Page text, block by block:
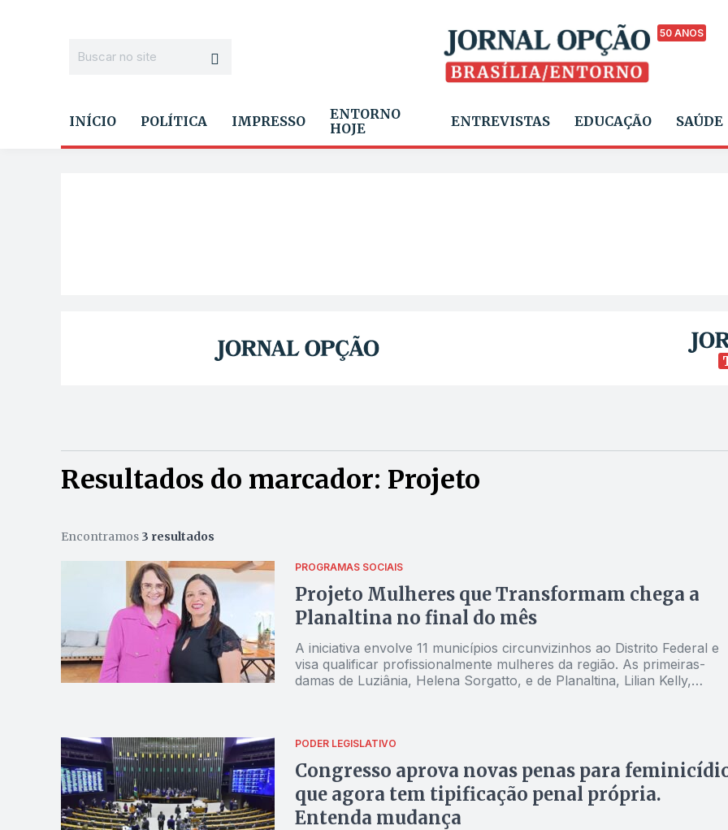
50 ANOS
INÍCIO POLÍTICA IMPRESSO
ENTORNO
HOJE
ENTREVISTAS EDUCAÇÃO SAÚDE
Resultados do marcador: Projeto
Encontramos 3 resultados
PROGRAMAS SOCIAIS
Projeto Mulheres que Transformam chega a
Planaltina no final do mês
A iniciativa envolve 11 municípios circunvizinhos ao Distrito Federal e
visa qualificar profissionalmente mulheres da região. As primeiras-
damas de Luziânia, Helena Sorgatto, e de Planaltina, Lilian Kelly,
PODER LEGISLATIVO
Congresso aprova novas penas para
que agora tem tipificação penal própria.
Entenda mudança